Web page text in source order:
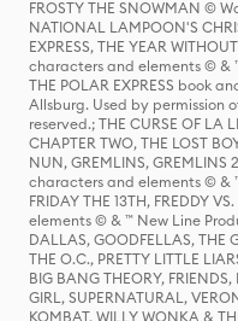
FROSTY THE SNOWMAN ©
NATIONAL LAMPOON'S
EXPRESS, THE YEAR
characters and elements © &
THE POLAR EXPRESS book
Allsburg. Used by permission
reserved.; THE CURSE OF LA
CHAPTER TWO, THE LOST
NUN, GREMLINS,
characters and elements © &
FRIDAY THE 13TH, FREDDY
elements © & ™ New Line
DALLAS, GOODFELLAS, THE
THE O.C., PRETTY LITTLE
BIG BANG THEORY, FRIENDS,
GIRL, SUPERNATURAL,
KOMBAT, WILLY WONKA &